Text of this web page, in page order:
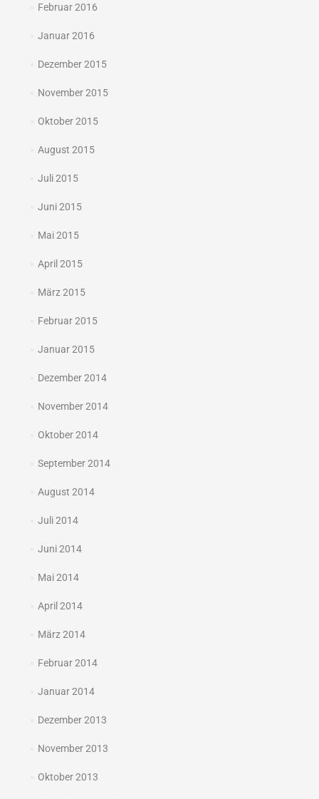
Februar 2016
Januar 2016
Dezember 2015
November 2015
Oktober 2015
August 2015
Juli 2015
Juni 2015
Mai 2015
April 2015
März 2015
Februar 2015
Januar 2015
Dezember 2014
November 2014
Oktober 2014
September 2014
August 2014
Juli 2014
Juni 2014
Mai 2014
April 2014
März 2014
Februar 2014
Januar 2014
Dezember 2013
November 2013
Oktober 2013